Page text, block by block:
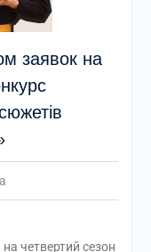
заявок на
четвертий сезон